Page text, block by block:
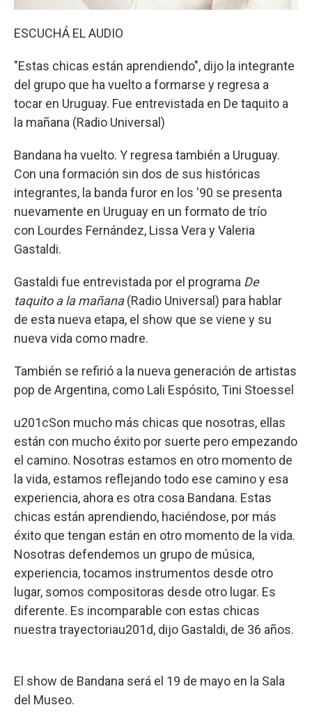
ESCUCHÁ EL AUDIO
"Estas chicas están aprendiendo", dijo la integrante
del grupo que ha vuelto a formarse y regresa a
tocar en Uruguay. Fue entrevistada en De taquito a
la mañana (Radio Universal)
Bandana ha vuelto. Y regresa también a Uruguay.
Con una formación sin dos de sus históricas
integrantes, la banda furor en los '90 se presenta
nuevamente en Uruguay en un formato de trío
con Lourdes Fernández, Lissa Vera y Valeria
Gastaldi.
Gastaldi fue entrevistada por el programa De
taquito a la mañana(Radio Universal) para hablar
de esta nueva etapa, el show que se viene y su
nueva vida como madre.
También se refirió a la nueva generación de artistas
pop de Argentina, como Lali Espósito, Tini Stoessel
u201cSon mucho más chicas que nosotras, ellas
están con mucho éxito por suerte pero empezando
el camino. Nosotras estamos en otro momento de
la vida, estamos reflejando todo ese camino y esa
experiencia, ahora es otra cosa Bandana. Estas
chicas están aprendiendo, haciéndose, por más
éxito que tengan están en otro momento de la vida.
Nosotras defendemos un grupo de música,
experiencia, tocamos instrumentos desde otro
lugar, somos compositoras desde otro lugar. Es
diferente. Es incomparable con estas chicas
nuestra trayectoriau201d, dijo Gastaldi, de 36 años.
El show de Bandana será el 19 de mayo en la Sala
del Museo.